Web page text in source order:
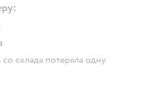
склада потеряла одну